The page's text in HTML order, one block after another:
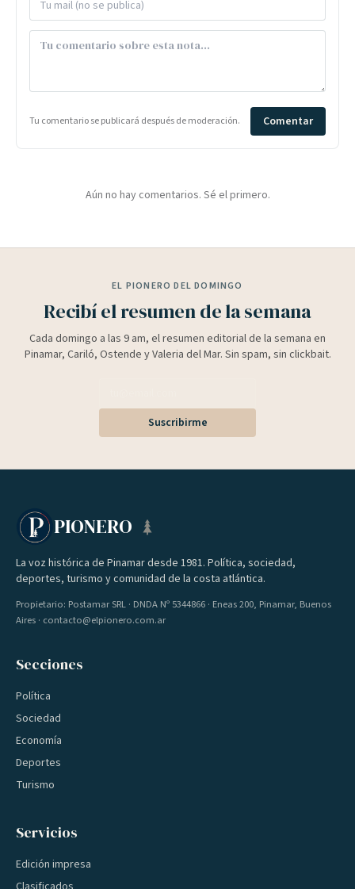
Tu comentario se publicará después de moderación. Comentar
Aún no hay comentarios. Sé el primero.
EL PIONERO DEL DOMINGO
Recibí el resumen de la semana
Cada domingo a las 9 am, el resumen editorial de la semana en
Pinamar, Cariló, Ostende y Valeria del Mar. Sin spam, sin clickbait.
Suscribirme
PIONERO
La voz histórica de Pinamar desde 1981. Política, sociedad,
deportes, turismo y comunidad de la costa atlántica.
Propietario: Postamar SRL · DNDA Nº 5344866 · Eneas 200, Pinamar, Buenos
Aires · contacto@elpionero.com.ar
Secciones
Política
Sociedad
Economía
Deportes
Turismo
Servicios
Edición impresa